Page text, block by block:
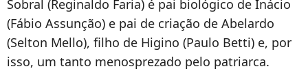
Sobral (Reginaldo Faria) é pai biológico de Inácio
(Fábio Assunção) e pai de criação de Abelardo
(Selton Mello), filho de Higino (Paulo Betti) e, por
isso, um tanto menosprezado pelo patriarca.